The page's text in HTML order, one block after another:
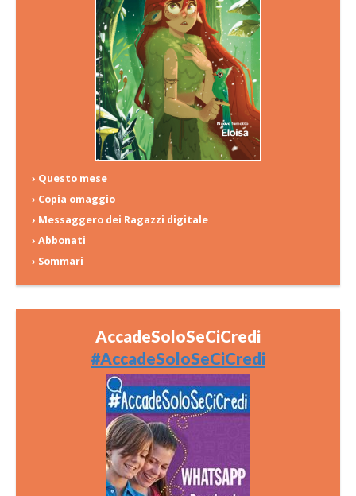
› Questo mese
› Copia omaggio
› Messaggero dei Ragazzi digitale
› Abbonati
› Sommari
AccadeSoloSeCiCredi
#AccadeSoloSeCiCredi